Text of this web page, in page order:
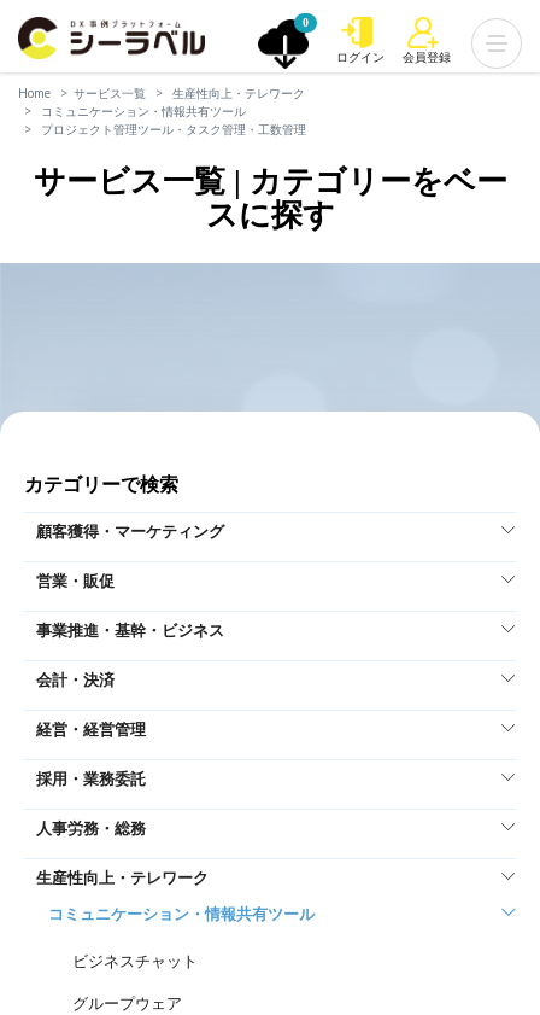
0
ログイン 会員登録
Home サービス一覧
生産性向上・テレワーク
コミュニケーション・情報共有ツール
プロジェクト管理ツール・タスク管理・工数管理
サービス一覧 | カテゴリーをベー
スに探す
カテゴリーで検索
顧客獲得・マーケティング
営業・販促
事業推進・基幹・ビジネス
会計・決済
経営・経営管理
採用・業務委託
人事労務・総務
生産性向上・テレワーク
コミュニケーション・情報共有ツール
ビジネスチャット
グループウェア